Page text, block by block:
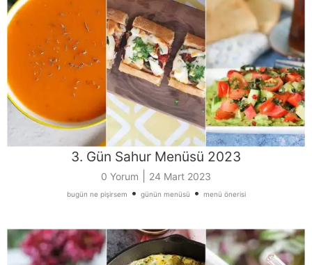
3. Gün Sahur Menüsü 2023
0 Yorum 24 Mart 2023
bugün ne pişirsem • günün menüsü • menü önerisi